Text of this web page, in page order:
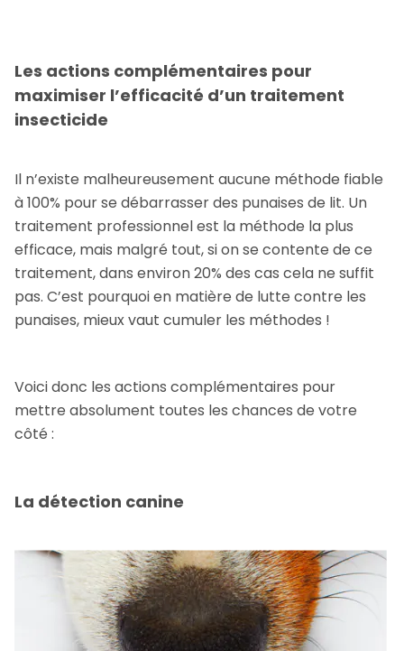
Les actions complémentaires pour
maximiser l’efficacité d’un traitement
insecticide
Il n’existe malheureusement aucune méthode fiable
à 100% pour se débarrasser des punaises de lit. Un
traitement professionnel est la méthode la plus
efficace, mais malgré tout, si on se contente de ce
traitement, dans environ 20% des cas cela ne suffit
pas. C’est pourquoi en matière de lutte contre les
punaises, mieux vaut cumuler les méthodes !
Voici donc les actions complémentaires pour
mettre absolument toutes les chances de votre
côté :
La détection canine